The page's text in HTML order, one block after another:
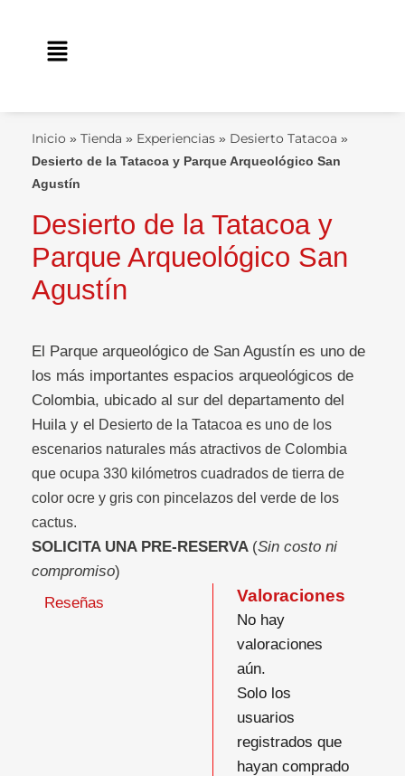
Main
Inicio » Tienda » Experiencias » Desierto Tatacoa »
Desierto de la Tatacoa y Parque Arqueológico San
Agustín
Desierto de la Tatacoa y
Parque Arqueológico San
Agustín
El Parque arqueológico de San Agustín es uno de
los más importantes espacios arqueológicos de
Colombia, ubicado al sur del departamento del
Huila y e l Desierto de la Tatacoa es uno de los
escenarios naturales más atractivos de Colombia
que ocupa 330 kilómetros cuadrados de tierra de
color ocre y gris con pincelazos del verde de los
cactus.
SOLICITA UNA PRE-RESERVA (Sin costo ni
compromiso)
Reseñas
Valoraciones
No hay
valoraciones
aún.
Solo los
usuarios
registrados que
hayan comprado